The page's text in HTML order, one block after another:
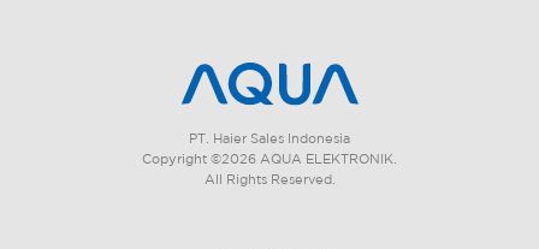
PT. Haier Sales Indonesia
Copyright ©2026 AQUA ELEKTRONIK.
All Rights Reserved.